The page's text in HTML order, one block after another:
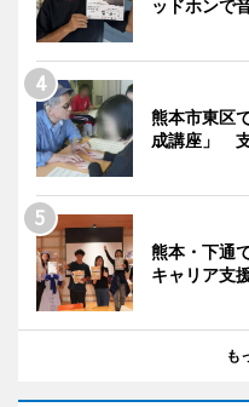
ッドホンで
熊本市東区
成講座」
熊本・下通
キャリア支
も